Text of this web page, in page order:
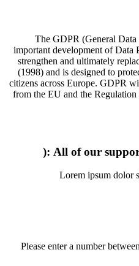
The GDPR (General
important development of Data
strengthen and ultimately
(1998) and is designed to
citizens across Europe. GDPR
from the EU and the
All of our
Lorem ipsum dolor
Please enter a number